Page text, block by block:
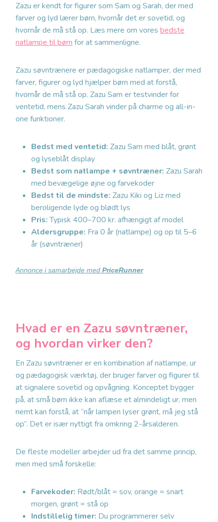
Zazu er kendt for figurer som Sam og Sarah, der med
farver og lyd lærer børn, hvornår det er sovetid, og
hvornår de må stå op. Læs mere om vores bedste
natlampe til børn for at sammenligne.
Zazu søvntrænere er pædagogiske natlamper, der med
farver, figurer og lyd hjælper børn med at forstå,
hvornår de må stå op. Zazu Sam er testvinder for
ventetid, mens Zazu Sarah vinder på charme og all-in-
one funktioner.
Bedst med ventetid: Zazu Sam med blåt, grønt
og lyseblåt display
Bedst som natlampe + søvntræner: Zazu Sarah
med bevægelige øjne og farvekoder
Bedst til de mindste: Zazu Kiki og Liz med
beroligende lyde og blødt lys
Pris:Typisk 400–700 kr. afhængigt af model
Aldersgruppe: Fra 0 år (natlampe) og op til 5–6
år (søvntræner)
Annonce i samarbejde med PriceRunner
Hvad er en Zazu søvntræner,
og hvordan virker den?
En Zazu søvntræner er en kombination af natlampe, ur
og pædagogisk værktøj, der bruger farver og figurer til
at signalere sovetid og opvågning. Konceptet bygger
på, at små børn ikke kan aflæse et almindeligt ur, men
nemt kan forstå, at “når lampen lyser grønt, må jeg stå
op”. Det er især nyttigt fra omkring 2-årsalderen.
De fleste modeller arbejder ud fra det samme princip,
men med små forskelle:
Farvekoder: Rødt/blåt = sov, orange = snart
morgen, grønt = stå op
Indstillelig timer: Du programmerer selv